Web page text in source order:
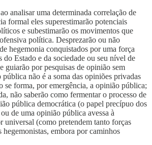
analisar uma determinada correlação de
formal eles superestimarão potenciais
e subestimarão os movimentos que
política. Desprezarão ou não
hegemonia conquistados por uma força
Estado e da sociedade ou seu nível de
guiarão por pesquisas de opinião sem
não é a soma das opiniões privadas
se forma, por emergência, a opinião pública;
não saberão como fermentar o processo de
pública democrática (o papel precípuo dos
de uma opinião pública avessa à
universal (como pretendem tanto forças
hegemonistas, embora por caminhos